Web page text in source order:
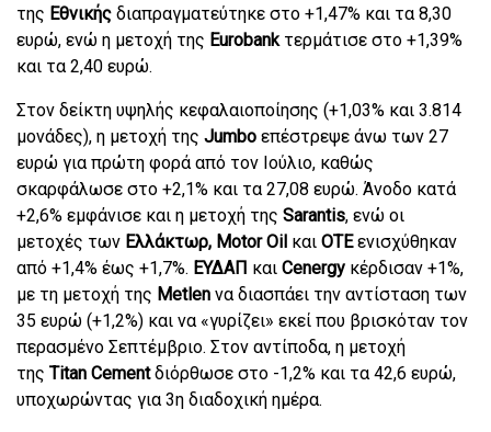
της Εθνικής διαπραγματεύτηκε στο +1,47% και τα 8,30
ευρώ, ενώ η μετοχή της Eurobankτερμάτισε στο +1,39%
και τα 2,40 ευρώ.
Στον δείκτη υψηλής κεφαλαιοποίησης (+1,03% και 3.814
μονάδες), η μετοχή της Jumbo επέστρεψε άνω των 27
ευρώ για πρώτη φορά από τον Ιούλιο, καθώς
σκαρφάλωσε στο +2,1% και τα 27,08 ευρώ. Άνοδο κατά
+2,6% εμφάνισε και η μετοχή της Sarantis, ενώ οι
μετοχές των Ελλάκτωρ, Motor Oil και ΟΤΕενισχύθηκαν
από +1,4% έως +1,7%. ΕΥΔΑΠ και Cenergy κέρδισαν +1%,
με τη μετοχή της Metlen να διασπάει την αντίσταση των
35 ευρώ (+1,2%) και να «γυρίζει» εκεί που βρισκόταν τον
περασμένο Σεπτέμβριο. Στον αντίποδα, η μετοχή
της Titan Cementδιόρθωσε στο -1,2% και τα 42,6 ευρώ,
υποχωρώντας για 3η διαδοχική ημέρα.